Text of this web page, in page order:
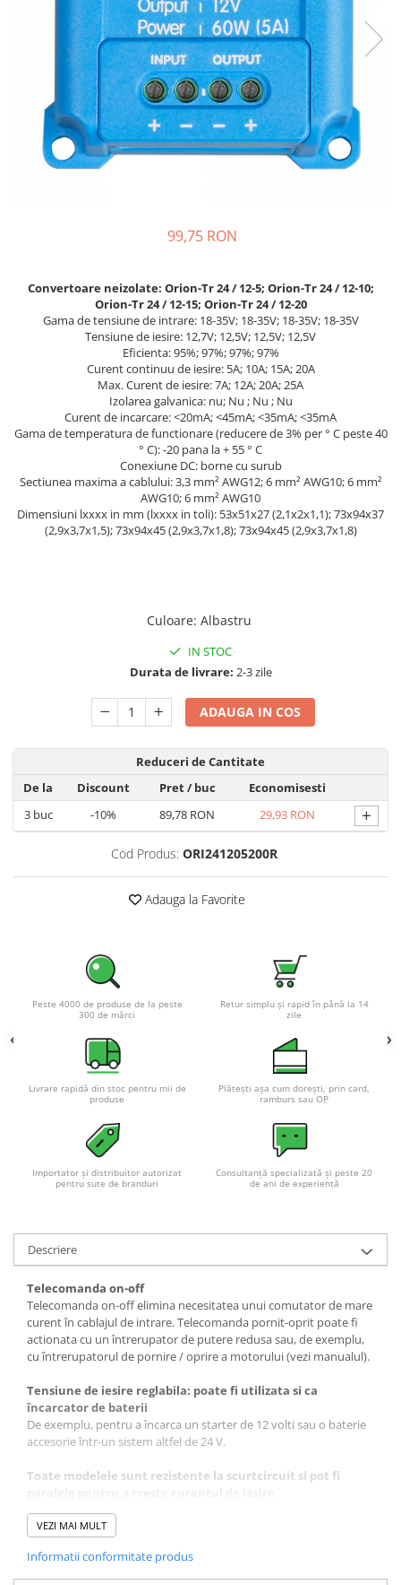
Incarcatoare acumulatori
Panouri fotovoltaice si accesorii
Panouri fotovoltaice
Sisteme prindere panouri
fotovoltaice
Accesorii
Invertoare
MPPT
PWM
Convertoare de tensiune
Sisteme de stocare energie
Pachete complete stocare energie
Sisteme de Stocare Comerciale
Sisteme fotovoltaice complete
Sisteme fotovoltaice de putere
mica (rulota/caravan/case de
vacanta)
Cabluri de incarcare vehicule
Prize de incarcare vehicule
Turbine eoliene pentru casă
Acumulatori VRLA AGM/GEL /
Tractiune / LiFePo4
Baterii si acumulatori gel si VRLA
Baterii si acumulatori AGM VRLA
SLA AGM (Sealed Lead Acid)
Deep Cycle - Tractiune/Semi-
Tractiune
Marine & Caravan
Pachete acumulatori VRLA
Sisteme de management (BMS)
Redresoare auto, moto, barci si
stationare
Surse UPS
UPS pentru centrale termice si
sisteme de urgenta - acumulator
extern
UPS Calculatoare si Servere
UPS Trifazat
Stabilizatoare Tensiune
PDUs unitati de distributie a
Acumulatori UPS
Drumetii / Camping
99,75 RON
Convertoare neizolate: Orion-Tr 24 / 12-5; Orion-Tr 24 / 12-10;
Orion-Tr 24 / 12-15; Orion-Tr 24 / 12-20
Gama de tensiune de intrare: 18-35V; 18-35V; 18-35V; 18-35V
Tensiune de iesire: 12,7V; 12,5V; 12,5V; 12,5V
Eficienta: 95%; 97%; 97%; 97%
Curent continuu de iesire: 5A; 10A; 15A; 20A
Max. Curent de iesire: 7A; 12A; 20A; 25A
Izolarea galvanica: nu; Nu ; Nu ; Nu
Curent de incarcare: <20mA; <45mA; <35mA; <35mA
Gama de temperatura de functionare (reducere de 3% per ° C peste 40
° C): -20 pana la + 55 ° C
Conexiune DC: borne cu surub
Sectiunea maxima a cablului: 3,3 mm² AWG12; 6 mm² AWG10; 6 mm²
AWG10; 6 mm² AWG10
Dimensiuni lxxxx in mm (lxxxx in toli): 53x51x27 (2,1x2x1,1); 73x94x37
(2,9x3,7x1,5); 73x94x45 (2,9x3,7x1,8); 73x94x45 (2,9x3,7x1,8)
Culoare: Albastru
IN STOC
Durata de livrare: 2-3 zile
ADAUGA IN COS
Reduceri de Cantitate
De la
Discount Pret/ buc
Economisesti
3buc -10% 89,78 RON 29,93 RON +
Cod Produs: ORI241205200R
Adauga la Favorite
Peste 4000 de produse de la peste
300 de mărci
Retur simplu și rapid în până la 14
zile
Livrare rapidă din stoc pentru mii de
produse
Plătești așa cum dorești, prin card,
ramburs sau OP
Importator și distribuitor autorizat
pentru sute de branduri
Consultanță specializată și peste 20
de ani de experiență
Descriere
Telecomanda on-off
Telecomanda on-off elimina necesitatea unui comutator de mare
curent în cablajul de intrare. Telecomanda pornit-oprit poate fi
actionata cu un întrerupator de putere redusa sau, de exemplu,
cu întrerupatorul de pornire / oprire a motorului (vezi manualul).
Tensiune de iesire reglabila: poate fi utilizata si ca
încarcator de baterii
De exemplu, pentru a încarca un starter de 12 volti sau o baterie
accesorie într-un sistem altfel de 24 V.
Toate modelele sunt rezistente la scurtcircuit si pot fi
Un numar nelimitat de unitati poate fi conectat în paralel.
Când este instalat cu bornele cu surub orientate în jos.
VEZI MAI MULT
Informatii conformitate produs